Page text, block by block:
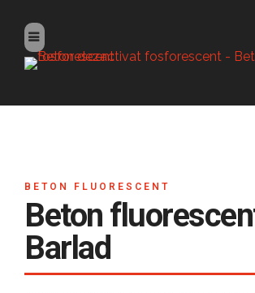
BETON FLUORESCENT
Beton
Barlad